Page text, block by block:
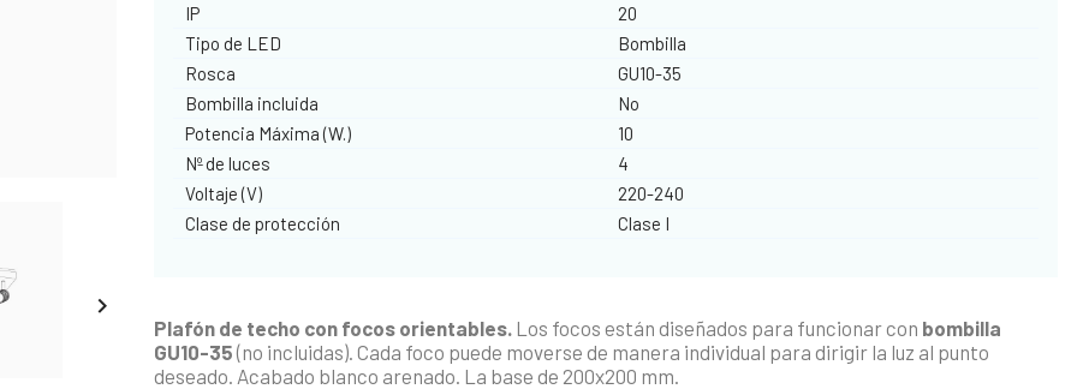

IP
20
Tipo de LED
Bombilla
Rosca
GU10-35
Bombilla incluida
No
Potencia Máxima (W.)
10
Nº de luces
4
Voltaje (V)
220-240
Clase de protección
Clase I
Plafón de techo con focos orientables. Los focos están diseñados para funcionar con bombilla
GU10-35 (no incluidas). Cada foco puede moverse de manera individual para dirigir la luz al punto
deseado. Acabado blanco arenado. La base de 200x200 mm.